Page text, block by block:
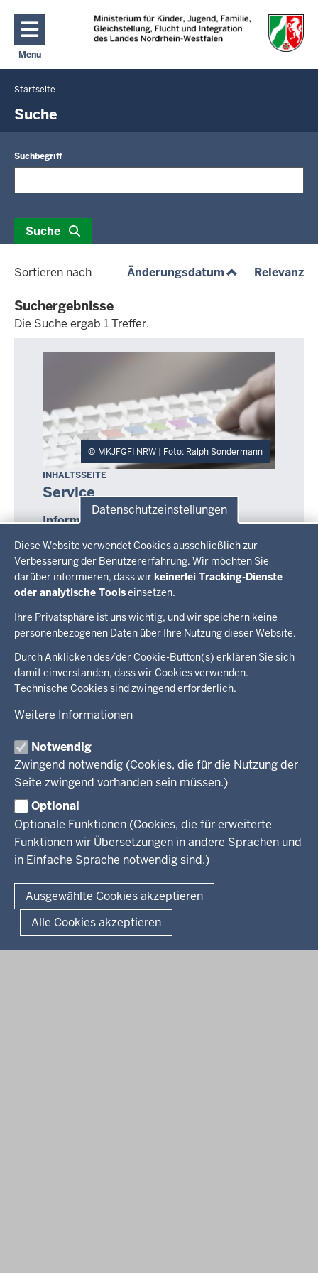
Datenschutzeinstellungen
Diese Website verwendet Cookies ausschließlich zur
Verbesserung der Benutzererfahrung. Wir möchten Sie
darüber informieren, dass wirkeinerlei Tracking-Dienste
oder analytische Toolseinsetzen.
Ihre Privatsphäre ist uns wichtig, und wir speichern keine
personenbezogenen Daten über Ihre Nutzung dieser Website.
Durch Anklicken des/der Cookie-Button(s) erklären Sie sich
damit einverstanden, dass wir Cookies verwenden.
Technische Cookies sind zwingend erforderlich.
Weitere Informationen
Notwendig
Zwingend notwendig (Cookies, die für die Nutzung der
Seite zwingend vorhanden sein müssen.)
Optional
Optionale Funktionen (Cookies, die für erweiterte
Funktionen wir Übersetzungen in andere Sprachen und
in Einfache Sprache notwendig sind.)
Ausgewählte Cookies akzeptieren
Alle Cookies akzeptieren
Direkt zum Inhalt
Menu
Navigation aktivieren/deaktivieren: Hauptmenü
Sie
befinden
Startseite
Suche
Suchbegriff
Suche
Sortieren nach Änderungsdatum(aufsteigend)
Relevanz
Suchergebnisse
Die Suche ergab 1 Treffer.
Treffer.
MKJFGFI NRW | Foto: Ralph Sondermann
INHALTSSEITE
Service
Informationen zu verschiedenen
Angeboten des Ministeriums
Sie wollen sich für eine Veranstaltung anmelden,
eine Broschüre bestellen oder mit uns in Kontakt
treten? Auf dieser Seite finden Sie Informatioen zu
Inhalte
Im Überblick
Inhalt
in
der
Fußzeile
Menü
Ministerium
Kinder
Jugend
Familie
LSBTIQ*
Gleichstellung
Flucht
Presse
Pressemitteilungen
Pressekontakt
Fotos
RSS-Feeds
Service
Broschürenservice
Bibliothek
Newsletter
Geschützter Kontakt
Landesportal NRW
Anfahrt
E-Rechnung
#WTFuture
Fußzeile
Seitenübersicht Kontakt Datenschutz